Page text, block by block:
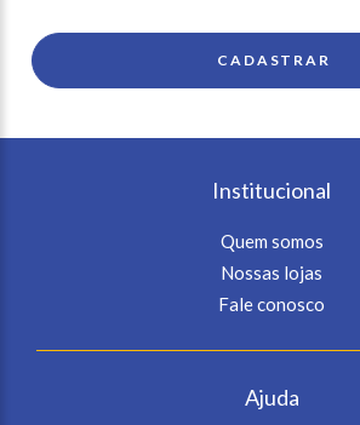
Institucional
Quem somos
Nossas lojas
Fale conosco
Ajuda